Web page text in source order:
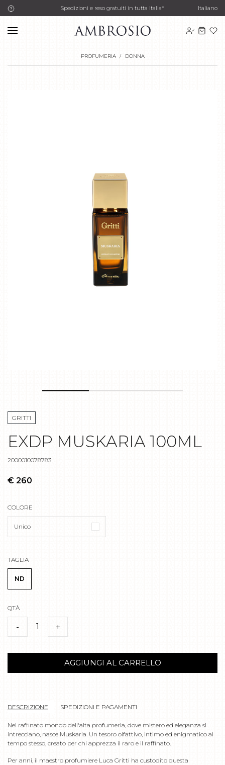
Spedizioni e reso gratuiti in tutta Italia* Italiano
PROFUMERIA DONNA
GRITTI
EXDP MUSKARIA 100ML
2000010078783
€ 260
COLORE
Unico
TAGLIA
ND
QTÀ
- 1 +
AGGIUNGI AL CARRELLO
DESCRIZIONE SPEDIZIONI E PAGAMENTI
Nel raffinato mondo dell'alta profumeria, dove mistero ed eleganza si
intrecciano, nasce Muskaria. Un tesoro olfattivo, intimo ed enigmatico al
tempo stesso, creato per chi apprezza il raro e il raffinato.
Per anni, il maestro profumiere Luca Gritti ha custodito questa